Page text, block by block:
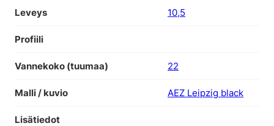
Leveys 10,5
Profiili
Vannekoko (tuumaa) 22
Malli / kuvio AEZ Leipzig black
Lisätiedot